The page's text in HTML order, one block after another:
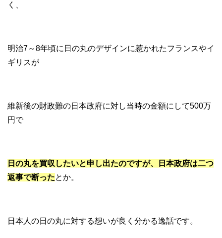
く、
明治7～8年頃に日の丸のデザインに惹かれたフランスやイ
ギリスが
維新後の財政難の日本政府に対し当時の金額にして500万
円で
日の丸を買収したいと申し出たのですが、日本政府は二つ
返事で断ったとか。
日本人の日の丸に対する想いが良く分かる逸話です。